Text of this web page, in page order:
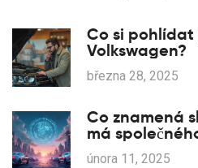
Co si
Volkswagen?
března 28, 2025
Co znamená
má
února 11, 2025